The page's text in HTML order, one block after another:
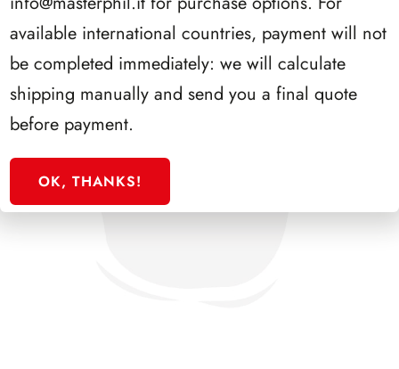
available international countries, payment will not
be completed immediately: we will calculate
shipping manually and send you a final quote
before payment.
OK, THANKS!